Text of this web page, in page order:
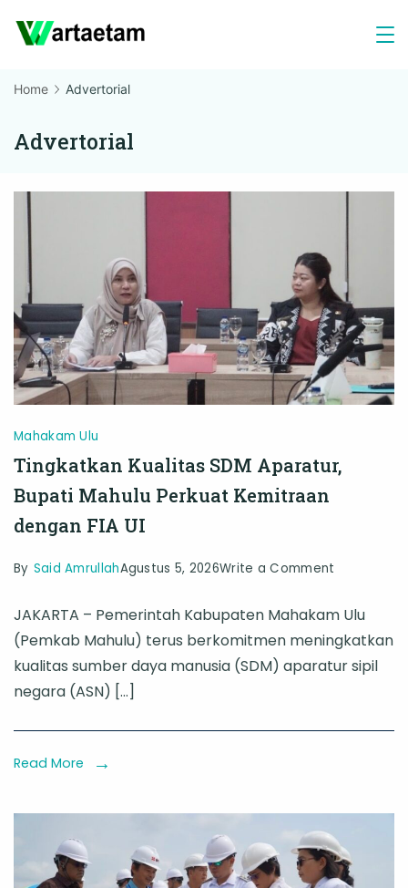
Home Advertorial
Advertorial
Mahakam Ulu
Tingkatkan Kualitas SDM Aparatur,
Bupati Mahulu Perkuat Kemitraan
dengan FIA UI
By Said AmrullahAgustus 5, 2026Write a Comment
Kualitas
SDM
Aparatur,
Mahulu
dengan
FIA
UI
JAKARTA – Pemerintah Kabupaten Mahakam Ulu
(Pemkab Mahulu) terus berkomitmen meningkatkan
kualitas sumber daya manusia (SDM) aparatur sipil
negara (ASN) […]
Read More